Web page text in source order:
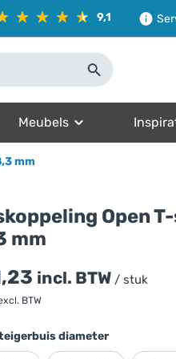
9,1
Meubels
mm
Open
mm
incl. BTW / stuk
BTW
diameter